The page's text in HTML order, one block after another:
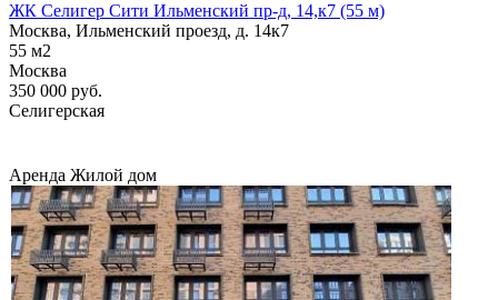
ЖК Селигер Сити Ильменский пр-д, 14,к7 (55 м)
Москва, Ильменский проезд, д. 14к7
55 м2
Москва
350 000 руб.
Селигерская
Аренда Жилой дом